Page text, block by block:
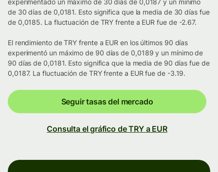
experimentado un máximo de 30 días de 0,0187 y un mínimo
de 30 días de 0,0181. Esto significa que la media de 30 días fue
de 0,0185. La fluctuación de TRY frente a EUR fue de -2.67.
El rendimiento de TRY frente a EUR en los últimos 90 días
experimentó un máximo de 90 días de 0,0189 y un mínimo de
90 días de 0,0181. Esto significa que la media de 90 días fue de
0,0187. La fluctuación de TRY frente a EUR fue de -3.19.
Seguir tasas del mercado
Consulta el gráfico de TRY a EUR